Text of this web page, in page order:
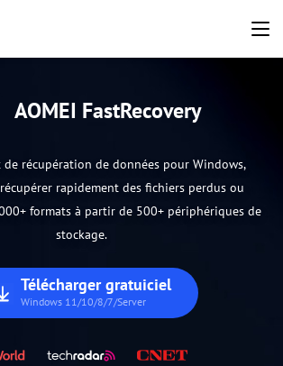
AOMEI FastRecovery
récupération de données pour Windows,
rapidement des fichiers perdus ou
formats à partir de 500+ périphériques de
stockage.
Télécharger gratuiciel
Windows 11/10/8/7/Server